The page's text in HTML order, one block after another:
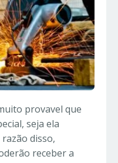
provavel que
seja ela
disso,
receber a